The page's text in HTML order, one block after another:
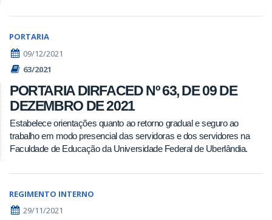
PORTARIA
09/12/2021
63/2021
PORTARIA DIRFACED Nº 63, DE 09 DE
DEZEMBRO DE 2021
Estabelece orientações quanto ao retorno gradual e seguro ao
trabalho em modo presencial das servidoras e dos servidores na
Faculdade de Educação da Universidade Federal de Uberlândia.
REGIMENTO INTERNO
29/11/2021